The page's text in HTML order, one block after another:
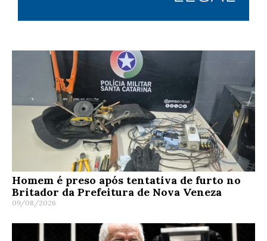
Homem é preso após tentativa de furto no
Britador da Prefeitura de Nova Veneza
09/08/2026